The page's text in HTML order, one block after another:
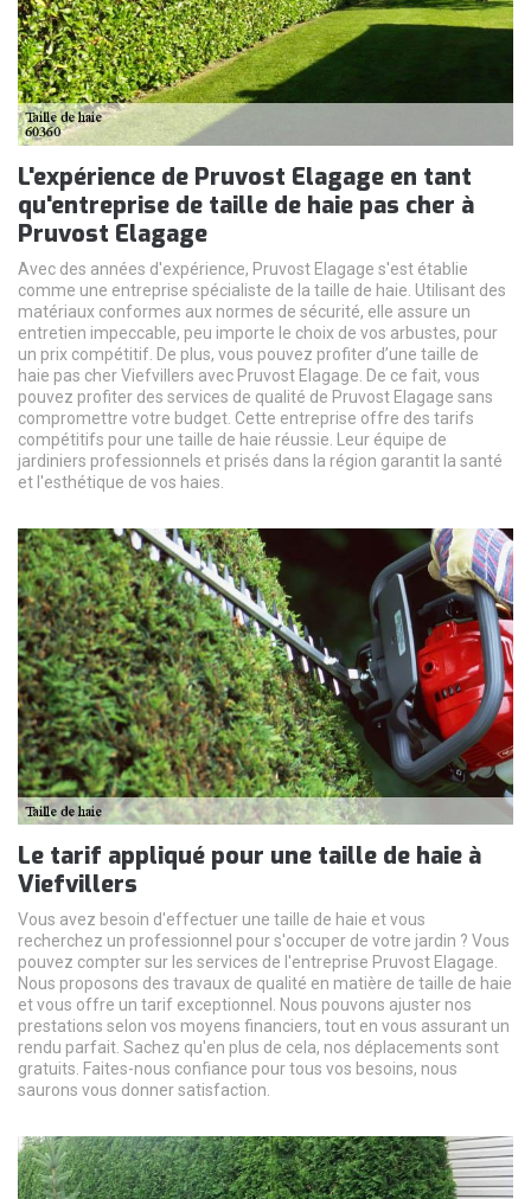
L'expérience de Pruvost Elagage en tant
qu'entreprise de taille de haie pas cher à
Pruvost Elagage
Avec des années d'expérience, Pruvost Elagage s'est établie
comme une entreprise spécialiste de la taille de haie. Utilisant des
matériaux conformes aux normes de sécurité, elle assure un
entretien impeccable, peu importe le choix de vos arbustes, pour
un prix compétitif. De plus, vous pouvez profiter d’une taille de
haie pas cher Viefvillers avec Pruvost Elagage. De ce fait, vous
pouvez profiter des services de qualité de Pruvost Elagage sans
compromettre votre budget. Cette entreprise offre des tarifs
compétitifs pour une taille de haie réussie. Leur équipe de
jardiniers professionnels et prisés dans la région garantit la santé
et l'esthétique de vos haies.
Le tarif appliqué pour une taille de haie à
Viefvillers
Vous avez besoin d'effectuer une taille de haie et vous
recherchez un professionnel pour s'occuper de votre jardin ? Vous
pouvez compter sur les services de l'entreprise Pruvost Elagage.
Nous proposons des travaux de qualité en matière de taille de haie
et vous offre un tarif exceptionnel. Nous pouvons ajuster nos
prestations selon vos moyens financiers, tout en vous assurant un
rendu parfait. Sachez qu'en plus de cela, nos déplacements sont
gratuits. Faites-nous confiance pour tous vos besoins, nous
saurons vous donner satisfaction.